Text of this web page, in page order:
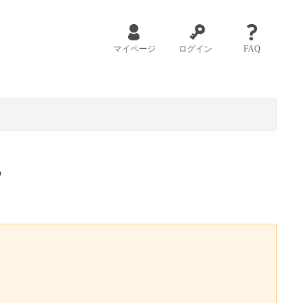
マイページ ログイン FAQ